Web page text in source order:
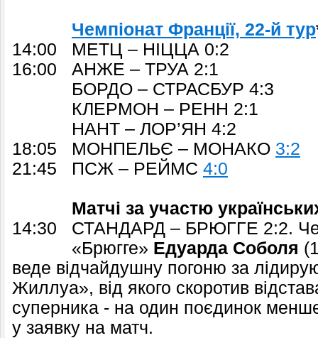
Чемпіонат Франції, 22-й тур
14:00 МЕТЦ – НІЦЦА 0:2
16:00 АНЖЕ – ТРУА 2:1
БОРДО – СТРАСБУР 4:3
КЛЕРМОН – РЕНН 2:1
НАНТ – ЛОР’ЯН 4:2
18:05 МОНПЕЛЬЄ – МОНАКО 3:2
21:45 ПСЖ – РЕЙМС 4:0
Матчі за участю
14:30 СТАНДАРД – БРЮГГЕ 2:2.
«Брюгге» Едуарда Соболя
веде відчайдушну погоню за
Жиллуа», від якого скоротив
суперника - на один поєдинок
у заявку на матч.